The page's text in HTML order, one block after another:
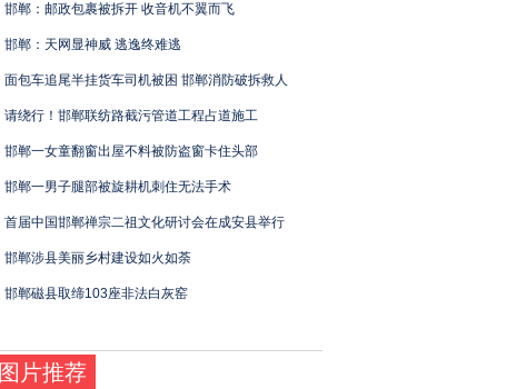
邯郸：邮政包裹被拆开 收音机不翼而飞
邯郸：天网显神威 逃逸终难逃
面包车追尾半挂货车司机被困 邯郸消防破拆救人
请绕行！邯郸联纺路截污管道工程占道施工
邯郸一女童翻窗出屋不料被防盗窗卡住头部
邯郸一男子腿部被旋耕机刺住无法手术
首届中国邯郸禅宗二祖文化研讨会在成安县举行
邯郸涉县美丽乡村建设如火如荼
邯郸磁县取缔103座非法白灰窑
图片推荐